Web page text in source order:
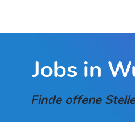
Jobs in
Finde offene